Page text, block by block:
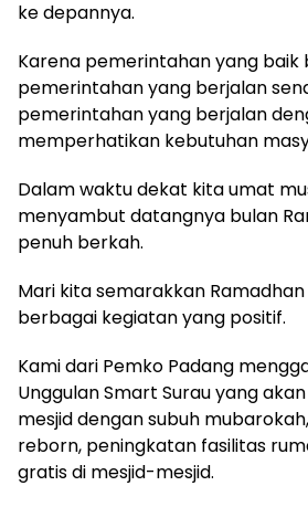
ke depannya.
Karena pemerintahan yang baik
pemerintahan yang berjalan
pemerintahan yang berjalan
memperhatikan kebutuhan
Dalam waktu dekat kita umat
menyambut datangnya bulan
penuh berkah.
Mari kita semarakkan Ramadhan
berbagai kegiatan yang positif.
Kami dari Pemko Padang
Unggulan Smart Surau yang
mesjid dengan subuh
reborn, peningkatan fasilitas
gratis di mesjid-mesjid.